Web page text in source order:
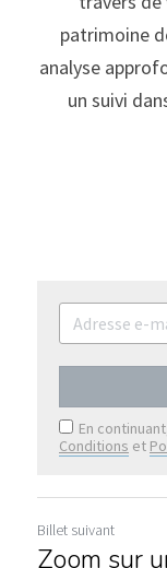
patrimoine
analyse
un suivi
En
Conditions et
Billet suivant
Zoom sur